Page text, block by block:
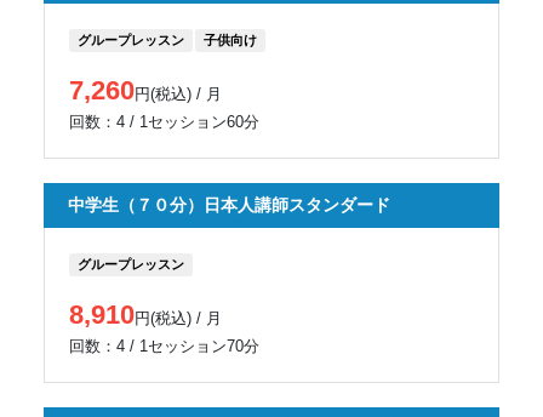
グループレッスン 子供向け
7,260円(税込) / 月
回数：4 / 1セッション60分
中学生（７０分）日本人講師スタンダード
グループレッスン
8,910円(税込) / 月
回数：4 / 1セッション70分